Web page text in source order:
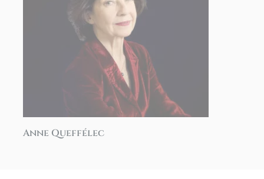
Anne Queffélec